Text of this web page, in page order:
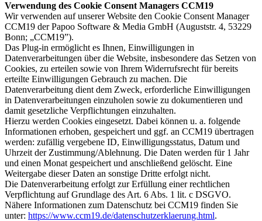
Verwendung des Cookie Consent Managers CCM19
Wir verwenden auf unserer Website den Cookie Consent Manager
CCM19 der Papoo Software & Media GmbH (Auguststr. 4, 53229
Bonn; „CCM19”).
Das Plug-in ermöglicht es Ihnen, Einwilligungen in
Datenverarbeitungen über die Website, insbesondere das Setzen von
Cookies, zu erteilen sowie von Ihrem Widerrufsrecht für bereits
erteilte Einwilligungen Gebrauch zu machen. Die
Datenverarbeitung dient dem Zweck, erforderliche Einwilligungen
in Datenverarbeitungen einzuholen sowie zu dokumentieren und
damit gesetzliche Verpflichtungen einzuhalten.
Hierzu werden Cookies eingesetzt. Dabei können u. a. folgende
Informationen erhoben, gespeichert und ggf. an CCM19 übertragen
werden: zufällig vergebene ID, Einwilligungsstatus, Datum und
Uhrzeit der Zustimmung/Ablehnung. Die Daten werden für 1 Jahr
und einen Monat gespeichert und anschließend gelöscht. Eine
Weitergabe dieser Daten an sonstige Dritte erfolgt nicht.
Die Datenverarbeitung erfolgt zur Erfüllung einer rechtlichen
Verpflichtung auf Grundlage des Art. 6 Abs. 1 lit. c DSGVO.
Nähere Informationen zum Datenschutz bei CCM19 finden Sie
unter: https://www.ccm19.de/datenschutzerklaerung.html.